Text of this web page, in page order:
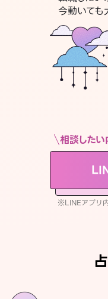
今動いても
相談した
※LINEアプリ